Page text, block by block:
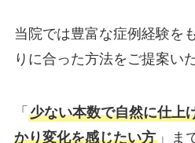
当院では豊富な症例経験を
りに合った方法をご提案い
「 少ない本数で自然に仕上
かり変化を感じたい方」ま